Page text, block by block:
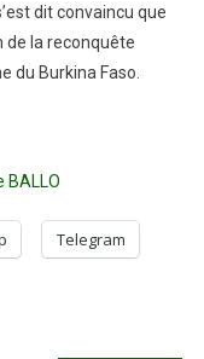
dit convaincu que
de la reconquête
du Burkina Faso.
BALLO
Telegram